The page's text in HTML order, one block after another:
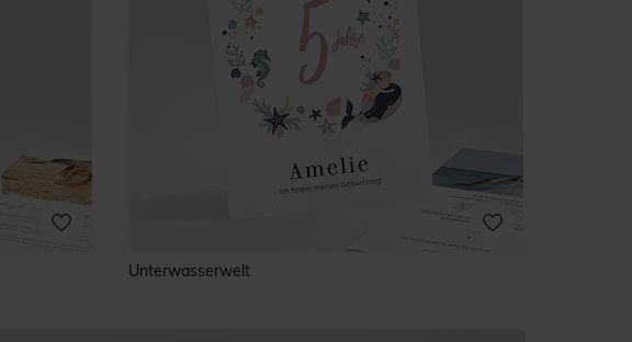
Unterwasserwelt